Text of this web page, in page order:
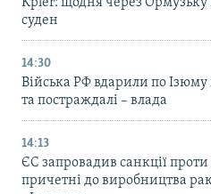
Kpler: щодня через Ормузьку
суден
14:30
Війська РФ вдарили по Ізюму
та постраждалі – влада
14:13
ЄС запровадив санкції проти
причетні до виробництва